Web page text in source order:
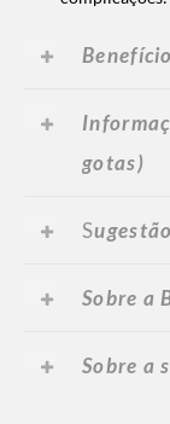
gotas)
S
Sobre a
Sobre a